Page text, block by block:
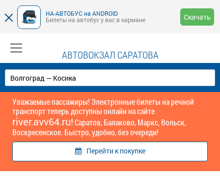
НА-АВТОБУС на ANDROID
Билеты на автобус у вас в кармане
Скачать
АВТОВОКЗАЛ САРАТОВА
Уважаемые пассажиры! Электронные билеты на речной
транспорт теперь доступны онлайн на сайте
river.avv64.ru!Саратов, Балаково, Маркс, Вольск,
Воскресенское. Быстро, удобно, без очереди!
Перейти к покупке